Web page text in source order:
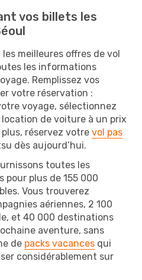
vos billets les
meilleures offres de vol
les informations
Remplissez vos
votre réservation :
voyage, sélectionnez
de voiture à un prix
réservez votre vol pas
dès aujourd’hui.
toutes les
pour plus de 155 000
Vous trouverez
aériennes, 2 100
et 40 000 destinations
aventure, sans
de packs vacances qui
considérablement sur